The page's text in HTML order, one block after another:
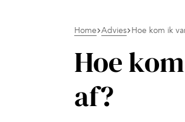
Home Advies Hoe kom ik
Hoe
af?